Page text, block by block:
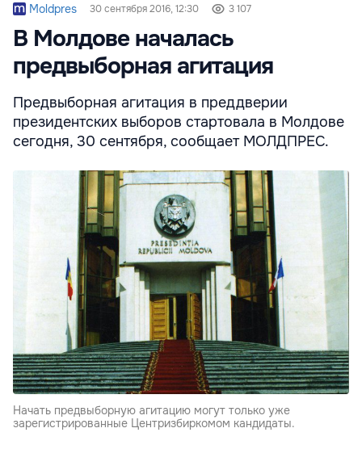
Moldpres 30 сентября 2016, 12:30 3 107
В Молдове началась
предвыборная агитация
Предвыборная агитация в преддверии
президентских выборов стартовала в Молдове
сегодня, 30 сентября, сообщает МОЛДПРЕС.
Начать предвыборную агитацию могут только уже
зарегистрированные Центризбиркомом кандидаты.